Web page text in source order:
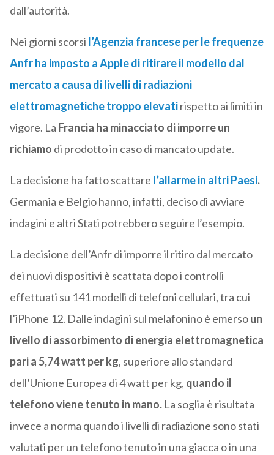
dall’autorità.
Nei giorni scorsi l’Agenzia francese per le frequenze
Anfr ha imposto a Apple di ritirare il modello dal
mercato a causa di livelli di radiazioni
elettromagnetiche troppo elevatirispetto ai limiti in
vigore. La Francia ha minacciato di imporre un
richiamo di prodotto in caso di mancato update.
La decisione ha fatto scattare l’allarme in altri Paesi.
Germania e Belgio hanno, infatti, deciso di avviare
indagini e altri Stati potrebbero seguire l’esempio.
La decisione dell’Anfr di imporre il ritiro dal mercato
dei nuovi dispositivi è scattata dopo i controlli
effettuati su 141 modelli di telefoni cellulari, tra cui
l’iPhone 12. Dalle indagini sul melafonino è emersoun
livello di assorbimento di energia elettromagnetica
pari a 5,74 watt per kg, superiore allo standard
dell’Unione Europea di 4 watt per kg, quando il
telefono viene tenuto in mano.La soglia è risultata
invece a norma quando i livelli di radiazione sono stati
valutati per un telefono tenuto in una giacca o in una